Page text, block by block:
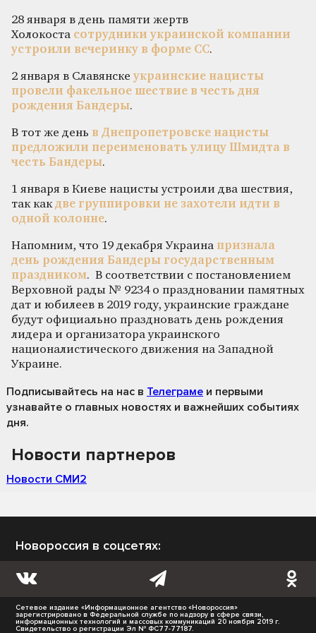
28 января в день памяти жертв
Холокоста сотрудники украинской компании
устроили вечеринку в форме СС.
2 января в Славянскеукраинские нацисты
провели факельное шествие в честь дня
рождения Бандеры.
В тот же день в Днепропетровске нацисты
предложили переименовать улицу Шмидта в
честь Бандеры.
1 января в Киеве нацисты устроили два шествия,
так какдве группировки не захотели идти в
одной колонне.
Напомним, что 19 декабря Украина признала
день рождения Бандеры государственным
праздником. В соответствии с постановлением
Верховной рады № 9234 о праздновании памятных
дат и юбилеев в 2019 году, украинские граждане
будут официально праздновать день рождения
лидера и организатора украинского
националистического движения на Западной
Украине.
Подписывайтесь на нас в Телеграме и первыми
узнавайте о главных новостях и важнейших событиях
дня.
Новости партнеров
Новости СМИ2
Новороссия в соцсетях:
Сетевое издание «Информационное агентство «Новороссия»
зарегистрировано в Федеральной службе по надзору в сфере связи,
информационных технологий и массовых коммуникаций 20 ноября 2019 г.
Свидетельство о регистрации Эл № ФС77-77187.